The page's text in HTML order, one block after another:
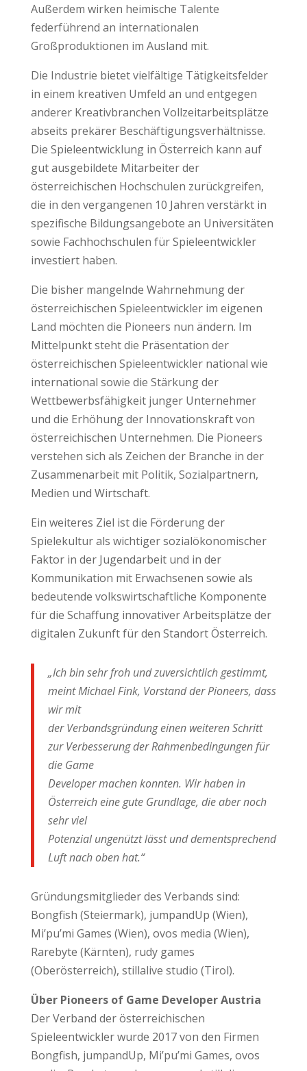
Außerdem wirken heimische Talente
federführend an internationalen
Großproduktionen im Ausland mit.
Die Industrie bietet vielfältige Tätigkeitsfelder
in einem kreativen Umfeld an und entgegen
anderer Kreativbranchen Vollzeitarbeitsplätze
abseits prekärer Beschäftigungsverhältnisse.
Die Spieleentwicklung in Österreich kann auf
gut ausgebildete Mitarbeiter der
österreichischen Hochschulen zurückgreifen,
die in den vergangenen 10 Jahren verstärkt in
spezifische Bildungsangebote an Universitäten
sowie Fachhochschulen für Spieleentwickler
investiert haben.
Die bisher mangelnde Wahrnehmung der
österreichischen Spieleentwickler im eigenen
Land möchten die Pioneers nun ändern. Im
Mittelpunkt steht die Präsentation der
österreichischen Spieleentwickler national wie
international sowie die Stärkung der
Wettbewerbsfähigkeit junger Unternehmer
und die Erhöhung der Innovationskraft von
österreichischen Unternehmen. Die Pioneers
verstehen sich als Zeichen der Branche in der
Zusammenarbeit mit Politik, Sozialpartnern,
Medien und Wirtschaft.
Ein weiteres Ziel ist die Förderung der
Spielekultur als wichtiger sozialökonomischer
Faktor in der Jugendarbeit und in der
Kommunikation mit Erwachsenen sowie als
bedeutende volkswirtschaftliche Komponente
für die Schaffung innovativer Arbeitsplätze der
digitalen Zukunft für den Standort Österreich.
„Ich bin sehr froh und zuversichtlich gestimmt,
meint Michael Fink, Vorstand der Pioneers, dass
wir mit
der Verbandsgründung einen weiteren Schritt
zur Verbesserung der Rahmenbedingungen für
die Game
Developer machen konnten. Wir haben in
Österreich eine gute Grundlage, die aber noch
sehr viel
Potenzial ungenützt lässt und dementsprechend
Luft nach oben hat.“
Gründungsmitglieder des Verbands sind:
Bongfish (Steiermark), jumpandUp (Wien),
Mi’pu’mi Games (Wien), ovos media (Wien),
Rarebyte (Kärnten), rudy games
(Oberösterreich), stillalive studio (Tirol).
Über Pioneers of Game Developer Austria
Der Verband der österreichischen
Spieleentwickler wurde 2017 von den Firmen
Bongfish, jumpandUp, Mi’pu’mi Games, ovos